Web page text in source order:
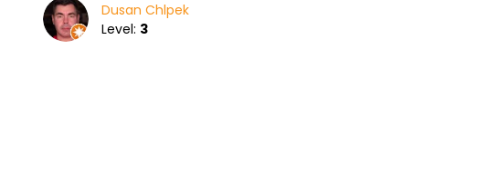
Dusan Chlpek
Level: 3